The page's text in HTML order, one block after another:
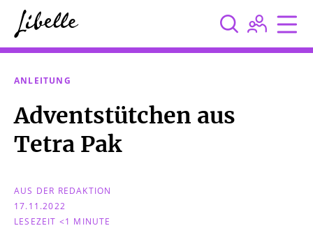
  
ANLEITUNG
Adventstütchen aus
Tetra Pak
AUS DER REDAKTION
17.11.2022
LESEZEIT <1 MINUTE